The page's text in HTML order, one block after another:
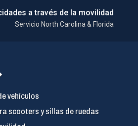
a través de la movilidad
Servicio North Carolina & Florida
vehículos
scooters y sillas de ruedas